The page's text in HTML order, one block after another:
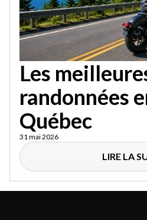
Les
randonnées
Québec
31 mai 2026
LIRE LA